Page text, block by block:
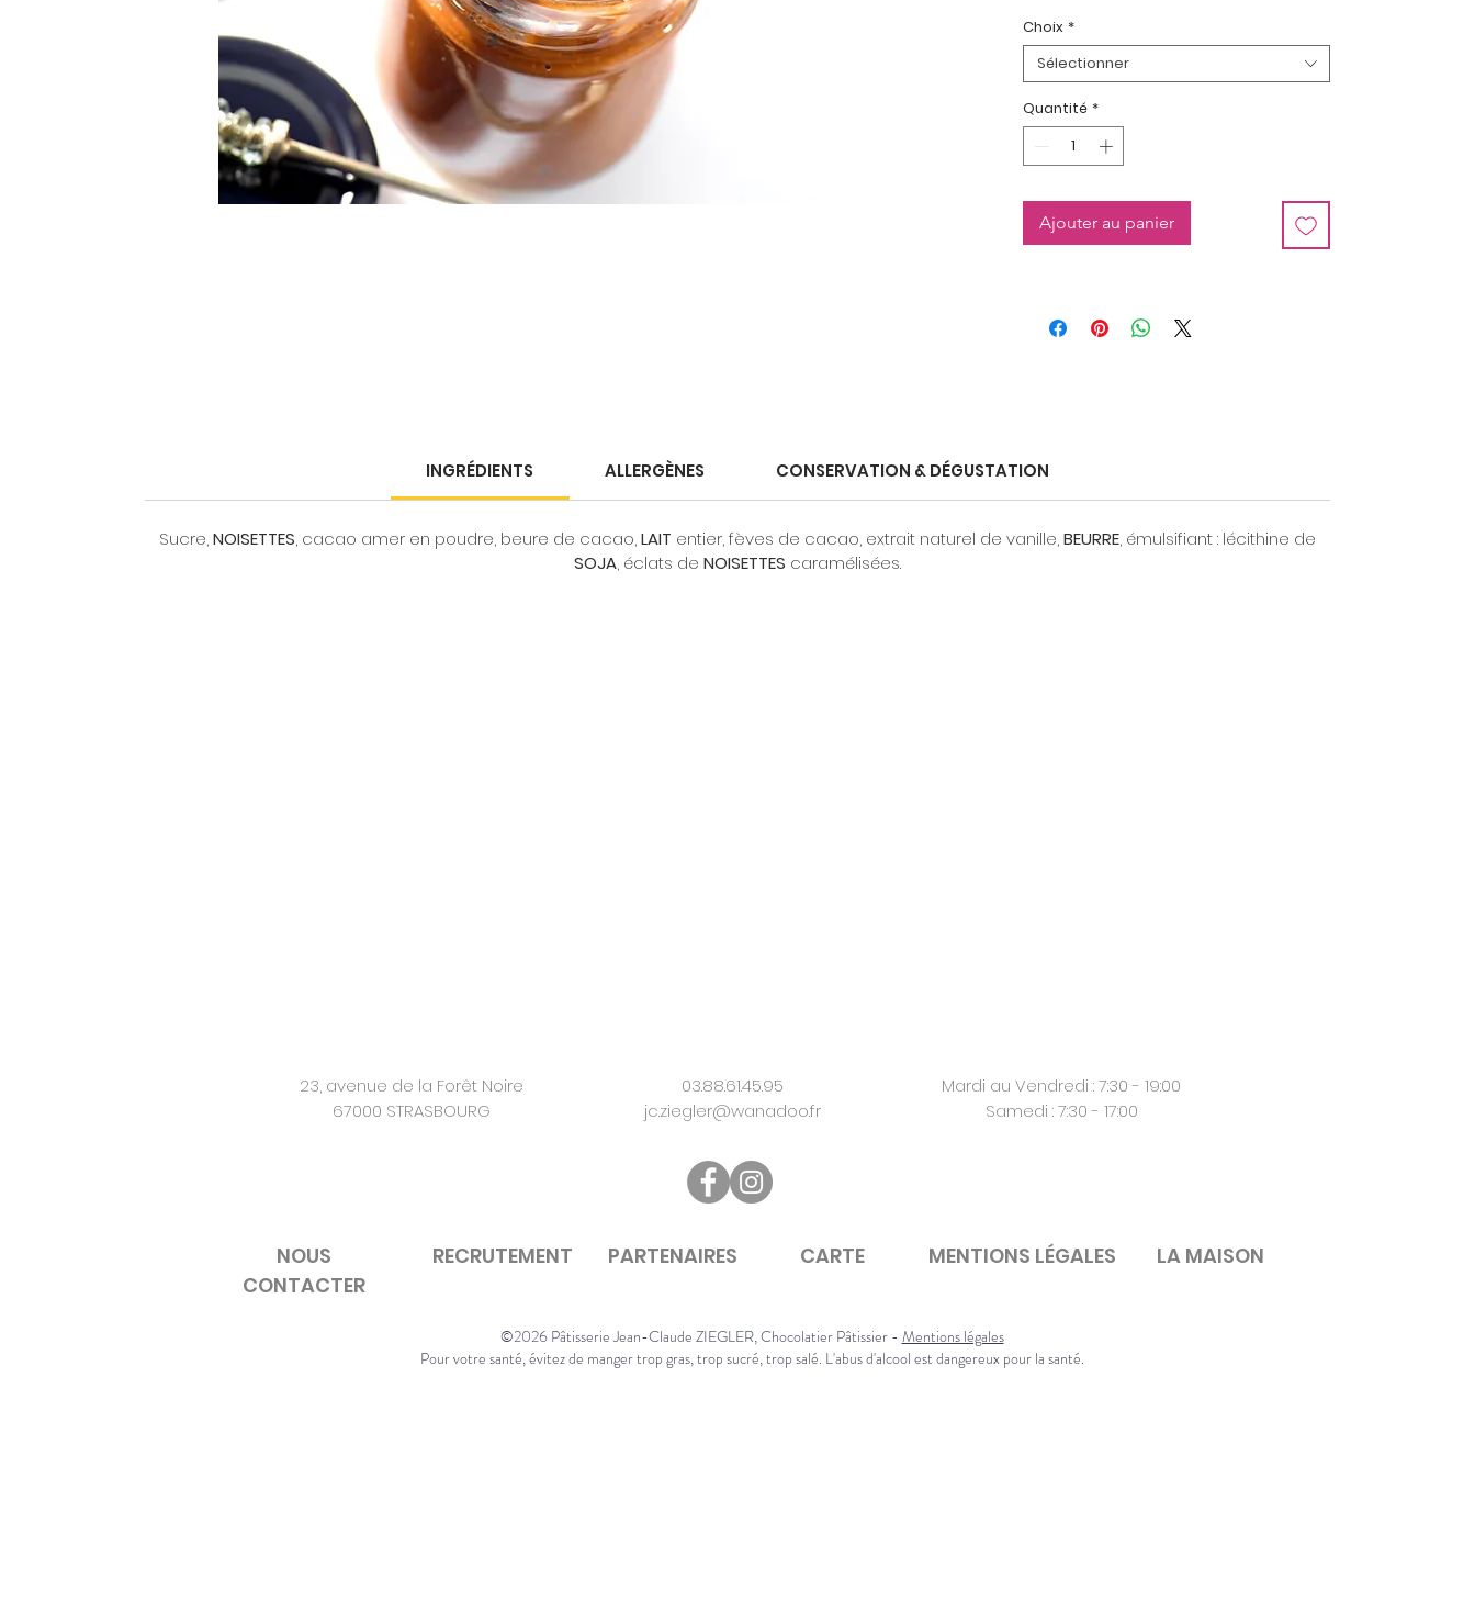
Poids net : 250 grs.
Choix *
Sélectionner
Quantité *
Ajouter au panier
INGRÉDIENTS ALLERGÈNES CONSERVATION & DÉGUSTATION
Sucre,NOISETTES, cacao amer en poudre, beure de cacao,LAIT entier, fèves de cacao, extrait naturel de vanille,BEURRE, émulsifiant : lécithine de
SOJA, éclats de NOISETTES caramélisées.
23, avenue de la Forêt Noire
67000 STRASBOURG
03.88.61.45.95
jc.ziegler@wanadoo.fr
Mardi au Vendredi : 7:30 - 19:00
Samedi : 7:30 - 17:00
NOUS
CONTACTER
RECRUTEMENT PARTENAIRES CARTE MENTIONS LÉGALES LA MAISON
©2026 Pâtisserie Jean-Claude ZIEGLER, Chocolatier Pâtissier - Mentions légales
Pour votre santé, évitez de manger trop gras, trop sucré, trop salé. L'abus d'alcool est dangereux pour la santé.